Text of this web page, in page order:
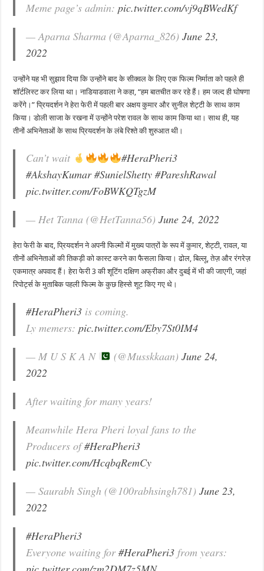
Meme page’s admin:pic.twitter.com/vj9qBWedKf
— Aparna Sharma (@Aparna_826)June 23,
2022
उन्होंने यह भी सुझाव दिया कि उन्होंने बाद के सीक्वल के लिए एक फिल्म निर्माता को पहले ही
शॉर्टलिस्ट कर लिया था। नाडियाडवाला ने कहा, “हम बातचीत कर रहे हैं। हम जल्द ही घोषणा
करेंगे।” प्रियदर्शन ने हेरा फेरी में पहली बार अक्षय कुमार और सुनील शेट्टी के साथ काम
किया। डोली साजा के रखना में उन्होंने परेश रावल के साथ काम किया था। साथ ही, यह
तीनों अभिनेताओं के साथ प्रियदर्शन के लंबे रिश्ते की शुरुआत थी।
Can’t wait
#HeraPheri3
#AkshayKumar #SunielShetty #PareshRawal
pic.twitter.com/FoBWKQTgzM
— Het Tanna (@HetTanna56)June 24, 2022
हेरा फेरी के बाद, प्रियदर्शन ने अपनी फिल्मों में मुख्य पात्रों के रूप में कुमार, शेट्टी, रावल, या
तीनों अभिनेताओं की तिकड़ी को कास्ट करने का फैसला किया। ढोल, बिल्लू, तेज़ और रंगरेज़
एकमात्र अपवाद हैं। हेरा फेरी 3 की शूटिंग दक्षिण अफ्रीका और दुबई में भी की जाएगी, जहां
रिपोर्ट्स के मुताबिक पहली फिल्म के कुछ हिस्से शूट किए गए थे।
#HeraPheri3 is coming.
Ly memers:pic.twitter.com/Eby7St0IM4
— M U S K A N
(@Musskkaan) June 24,
2022
After waiting for many years!
Meanwhile Hera Pheri loyal fans to the
Producers of#HeraPheri3
pic.twitter.com/HcqbqRemCy
— Saurabh Singh (@100rabhsingh781)June 23,
2022
#HeraPheri3
Everyone waiting for#HeraPheri3 from years: